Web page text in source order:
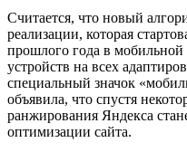
Считается, что новый
реализации, которая
прошлого года в
устройств на всех
специальный значок
объявила, что спустя
ранжирования Яндекса
оптимизации сайта.